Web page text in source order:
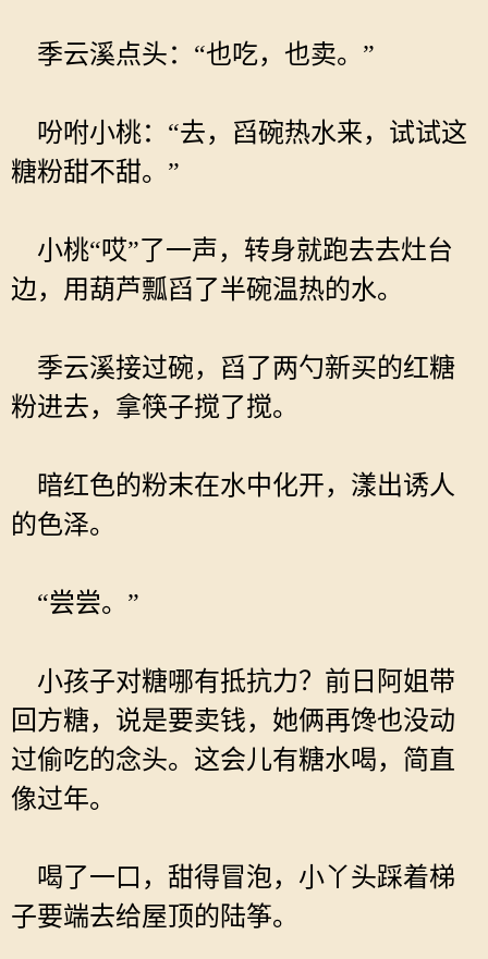
季云溪点头：“也吃，也卖。”
吩咐小桃：“去，舀碗热水来，试试这
糖粉甜不甜。”
小桃“哎”了一声，转身就跑去去灶台
边，用葫芦瓢舀了半碗温热的水。
季云溪接过碗，舀了两勺新买的红糖
粉进去，拿筷子搅了搅。
暗红色的粉末在水中化开，漾出诱人
的色泽。
“尝尝。”
小孩子对糖哪有抵抗力？前日阿姐带
回方糖，说是要卖钱，她俩再馋也没动
过偷吃的念头。这会儿有糖水喝，简直
像过年。
喝了一口，甜得冒泡，小丫头踩着梯
子要端去给屋顶的陆筝。